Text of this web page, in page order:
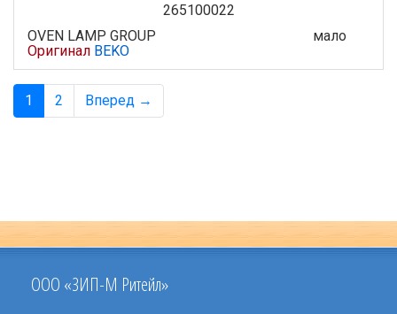
265100022
OVEN LAMP GROUP
Оригинал BEKO
мало
1 2 Вперед →
ООО «ЗИП-М Ритейл»